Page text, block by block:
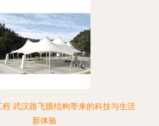
程 武汉路飞膜结构带来的科技与生活
新体验